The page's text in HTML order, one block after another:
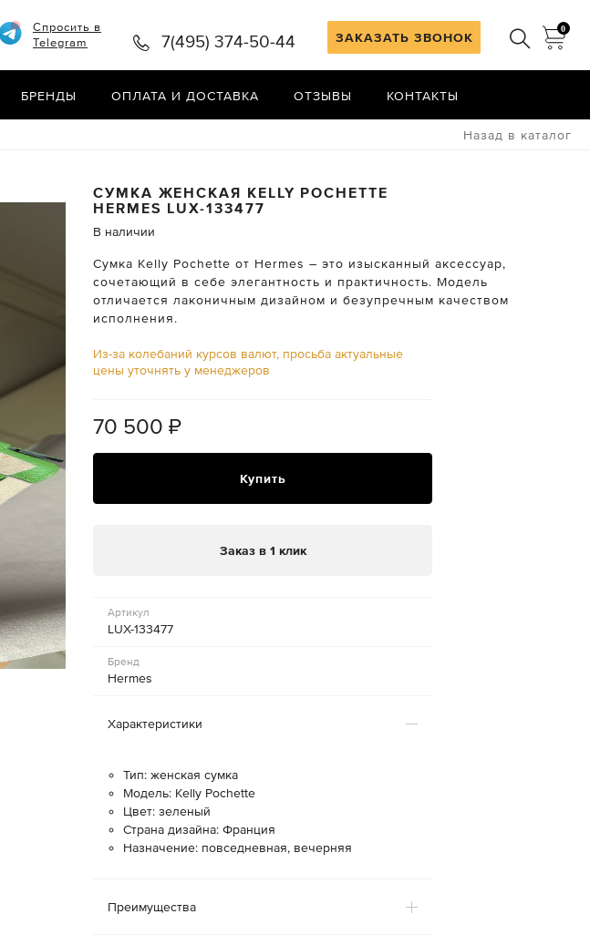
ЗАКАЗАТЬ ЗВОНОК
0
Спросить в
Telegram
7(495) 374-50-44
БРЕНДЫ ОПЛАТА И ДОСТАВКА ОТЗЫВЫ КОНТАКТЫ
Назад в каталог
СУМКА ЖЕНСКАЯ KELLY POCHETTE
HERMES LUX-133477
В наличии
Сумка Kelly Pochette от Hermes – это изысканный аксессуар,
сочетающий в себе элегантность и практичность. Модель
отличается лаконичным дизайном и безупречным качеством
исполнения.
Из-за колебаний курсов валют, просьба актуальные
цены уточнять у менеджеров
70 500 ₽
Купить
Заказ в 1 клик
Артикул
LUX-133477
Бренд
Hermes
Характеристики
Тип: женская сумка
Модель: Kelly Pochette
Цвет: зеленый
Страна дизайна: Франция
Назначение: повседневная, вечерняя
Преимущества